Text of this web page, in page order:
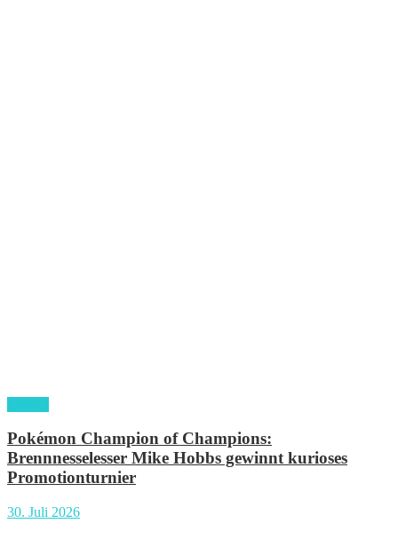
Pokémon Champion of Champions:
Brennnesselesser Mike Hobbs gewinnt kurioses
Promotionturnier
30. Juli 2026